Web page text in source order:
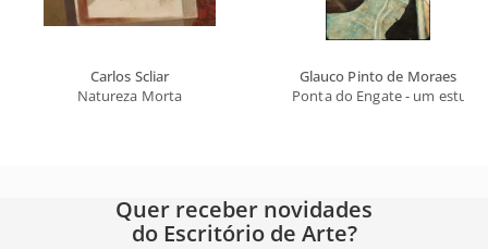
Carlos Scliar
Natureza Morta
Glauco Pinto de Moraes
Ponta do Engate - um
Quer receber novidades
do Escritório de Arte?